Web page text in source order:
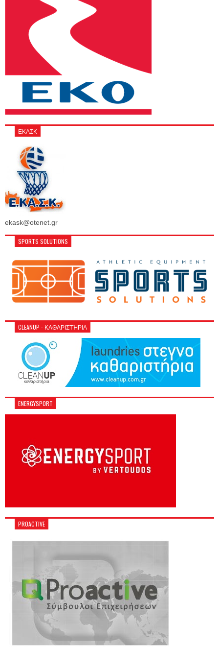
ΕΚΑΣΚ
ekask@otenet.gr
SPORTS SOLUTIONS
CLEANUP - ΚΑΘΑΡΙΣΤΉΡΙΑ
ENERGYSPORT
PROACTIVE